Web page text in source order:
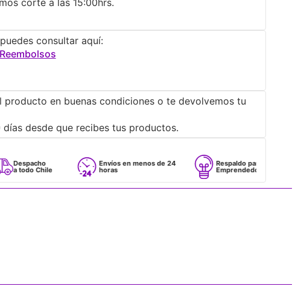
corte a las 15:00hrs.
consultar aquí:
producto en buenas condiciones o te devolvemos tu
días desde que recibes tus productos.
Chile
Envíos en menos de 24
horas
Respaldo para
Emprendedores